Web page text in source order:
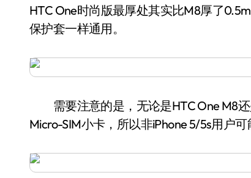
HTC One时尚版最厚处其实比M8厚了
保护套一样通用。
需要注意的是，无论是HTC One M8还
Micro-SIM小卡，所以非iPhone 5/5s用户可